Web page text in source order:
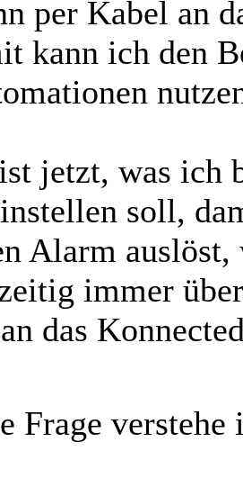
per Kabel an
kann ich den
jetzt, was ich
soll,
Alarm
immer
das
Frage